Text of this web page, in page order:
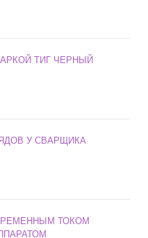
ТИГ ЧЕРНЫЙ
У СВАРЩИКА
ТОКОМ